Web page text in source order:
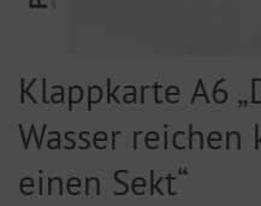
Klappkarte A6
Wasser
einen Sekt“